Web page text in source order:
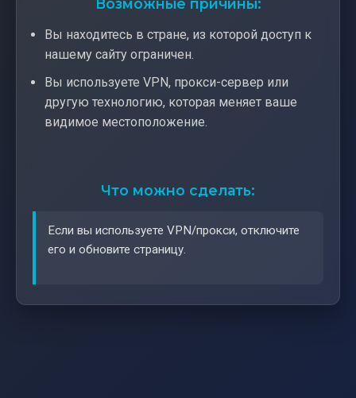
Вы находитесь в стране, из которой доступ к
нашему сайту ограничен.
Вы используете VPN, прокси-сервер или
другую технологию, которая меняет ваше
видимое местоположение.
Что можно сделать:
Если вы используете VPN/прокси, отключите
его и обновите страницу.